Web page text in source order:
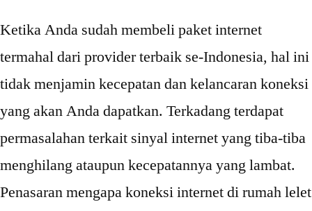
Ketika Anda sudah membeli paket internet
termahal dari provider terbaik se-Indonesia, hal ini
tidak menjamin kecepatan dan kelancaran koneksi
yang akan Anda dapatkan. Terkadang terdapat
permasalahan terkait sinyal internet yang tiba-tiba
menghilang ataupun kecepatannya yang lambat.
Penasaran mengapa koneksi internet di rumah lelet